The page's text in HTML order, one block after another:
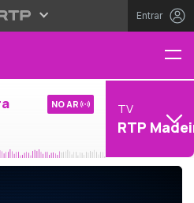
Entrar
NO AR TV
RTP